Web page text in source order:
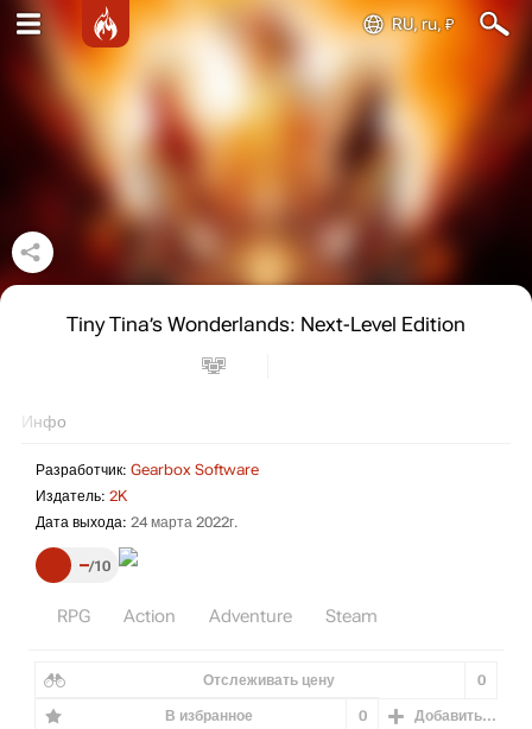
RU, ru, ₽
Tiny Tina’s Wonderlands: Next-Level Edition
Инфо
Разработчик: Gearbox Software
Издатель: 2K
Дата выхода: 24 марта 2022г.
– 10
RPG Action Adventure Steam
Отслеживать цену 0
В избранное 0 Добавить...